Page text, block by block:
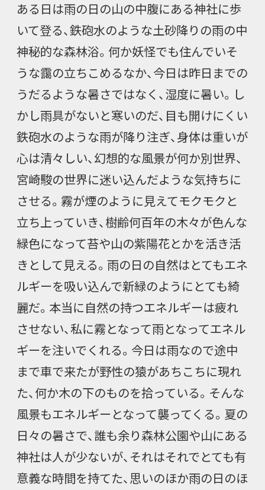
ある日は雨の日の山の中腹にある神社に歩
いて登る、鉄砲水のような土砂降りの雨の中
神秘的な森林浴。何か妖怪でも住んでいそ
うな靄の立ちこめるなか、今日は昨日までの
うだるような暑さではなく、湿度に暑い。し
かし雨具がないと寒いのだ、目も開けにくい
鉄砲水のような雨が降り注ぎ、身体は重いが
心は清々しい、幻想的な風景が何か別世界、
宮崎駿の世界に迷い込んだような気持ちに
させる。霧が煙のように見えてモクモクと
立ち上っていき、樹齢何百年の木々が色んな
緑色になって苔や山の紫陽花とかを活き活
きとして見える。雨の日の自然はとてもエネ
ルギーを吸い込んで新緑のようにとても綺
麗だ。本当に自然の持つエネルギーは疲れ
させない、私に霧となって雨となってエネル
ギーを注いでくれる。今日は雨なので途中
まで車で来たが野性の猿があちこちに現れ
た、何か木の下のものを拾っている。そんな
風景もエネルギーとなって襲ってくる。夏の
日々の暑さで、誰も余り森林公園や山にある
神社は人が少ないが、それはそれでとても有
意義な時間を持てた、思いのほか雨の日のほ